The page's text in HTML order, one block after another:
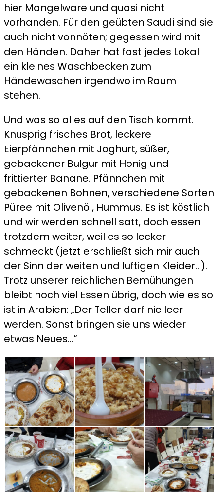
hier Mangelware und quasi nicht
vorhanden. Für den geübten Saudi sind sie
auch nicht vonnöten; gegessen wird mit
den Händen. Daher hat fast jedes Lokal
ein kleines Waschbecken zum
Händewaschen irgendwo im Raum
stehen.
Und was so alles auf den Tisch kommt.
Knusprig frisches Brot, leckere
Eierpfännchen mit Joghurt, süßer,
gebackener Bulgur mit Honig und
frittierter Banane. Pfännchen mit
gebackenen Bohnen, verschiedene Sorten
Püree mit Olivenöl, Hummus. Es ist köstlich
und wir werden schnell satt, doch essen
trotzdem weiter, weil es so lecker
schmeckt (jetzt erschließt sich mir auch
der Sinn der weiten und luftigen Kleider…).
Trotz unserer reichlichen Bemühungen
bleibt noch viel Essen übrig, doch wie es so
ist in Arabien: „Der Teller darf nie leer
werden. Sonst bringen sie uns wieder
etwas Neues…“